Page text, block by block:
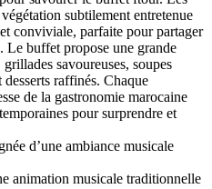
subtilement entretenue
conviviale, parfaite pour partager
Le buffet propose une grande
savoureuses, soupes
raffinés. Chaque
de la gastronomie marocaine
pour surprendre et
d’une ambiance musicale
animation musicale traditionnelle